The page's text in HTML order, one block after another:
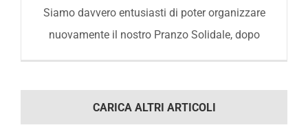
Siamo davvero entusiasti di poter organizzare
nuovamente il nostro Pranzo Solidale, dopo
CARICA ALTRI ARTICOLI